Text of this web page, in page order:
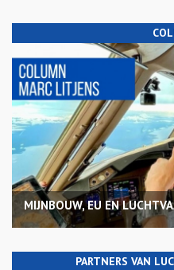
MIJNBOUW, EU EN
PARTNERS VAN